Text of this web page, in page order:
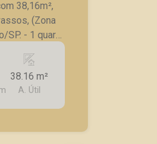
38,16m²,
(Zona
social;
Cozinha com
- 1 vaga
com
38.16 m²
A. Útil